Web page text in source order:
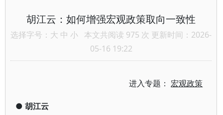
胡江云：如何增强宏观政策取向一致性
选择字号： 大 中 小 本文共阅读 975 次 更新时间：2026-
05-16 19:22
进入专题：宏观政策
● 胡江云